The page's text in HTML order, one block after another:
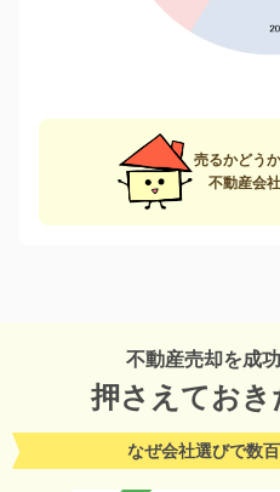
売るかどう
不動産会
不動産売却を成
押さえておき
なぜ会社選びで数